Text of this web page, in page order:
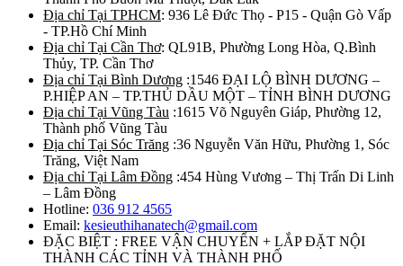
Địa chỉ Tại TPHCM: 936 Lê Đức Thọ - P15 - Quận Gò Vấp
- TP.Hồ Chí Minh
Địa chỉ Tại Cần Thơ: QL91B, Phường Long Hòa, Q.Bình
Thủy, TP. Cần Thơ
Địa chỉ Tại Bình Dương :1546 ĐẠI LỘ BÌNH DƯƠNG –
P.HIỆP AN – TP.THỦ DẦU MỘT – TỈNH BÌNH DƯƠNG
Địa chỉ Tại Vũng Tàu :1615 Võ Nguyên Giáp, Phường 12,
Thành phố Vũng Tàu
Địa chỉ Tại Sóc Trăng :36 Nguyễn Văn Hữu, Phường 1, Sóc
Trăng, Việt Nam
Địa chỉ Tại Lâm Đồng :454 Hùng Vương – Thị Trấn Di Linh
– Lâm Đồng
Hotline: 036 912 4565
Email: kesieuthihanatech@gmail.com
ĐẶC BIỆT : FREE VẬN CHUYỂN + LẮP ĐẶT NỘI
THÀNH CÁC TỈNH VÀ THÀNH PHỐ